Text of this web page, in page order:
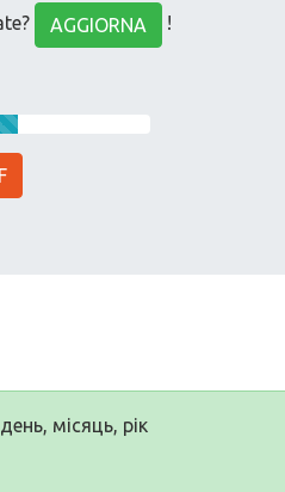
AGGIORNA !
місяць, рік